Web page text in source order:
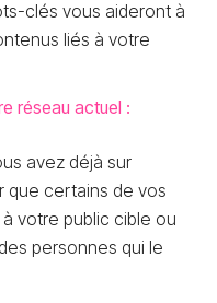
clés vous aideront à
liés à votre
réseau actuel :
avez déjà sur
que certains de vos
votre public cible ou
personnes qui le